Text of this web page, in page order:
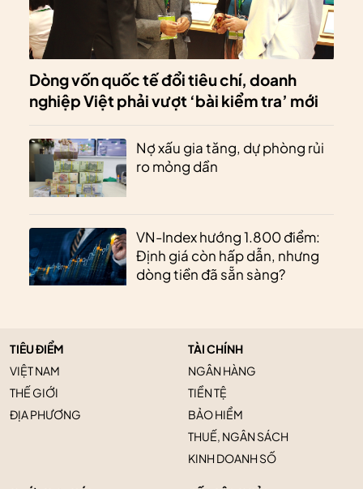
Dòng vốn quốc tế đổi tiêu chí, doanh
nghiệp Việt phải vượt ‘bài kiểm tra’ mới
Nợ xấu gia tăng, dự phòng rủi
ro mỏng dần
VN-Index hướng 1.800 điểm:
Định giá còn hấp dẫn, nhưng
dòng tiền đã sẵn sàng?
TIÊU ĐIỂM
VIỆT NAM
THẾ GIỚI
ĐỊA PHƯƠNG
TÀI CHÍNH
NGÂN HÀNG
TIỀN TỆ
BẢO HIỂM
THUẾ, NGÂN SÁCH
KINH DOANH SỐ